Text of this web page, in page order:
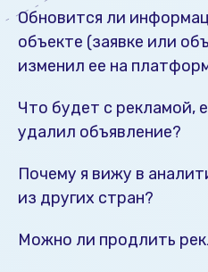
Обновится ли
объекте (заявке или
изменил ее на
Что будет с рекламой,
удалил объявление?
Почему я вижу в
из других стран?
Можно ли продлить